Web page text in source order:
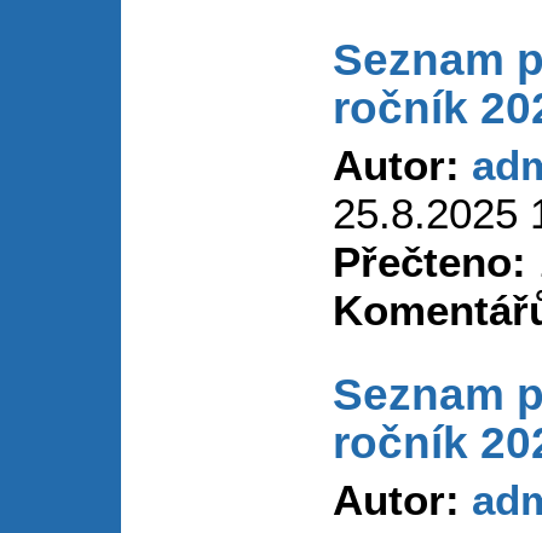
Seznam
ročník
Autor:
25.8.2025
Přečteno:
Seznam
ročník
Autor: